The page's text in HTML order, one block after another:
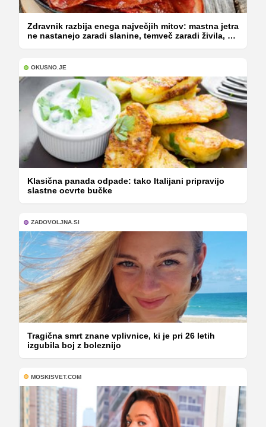
Zdravnik razbija enega največjih mitov: mastna jetra
ne nastanejo zaradi slanine, temveč zaradi živila, ki
OKUSNO.JE
Klasična panada odpade: tako Italijani pripravijo
slastne ocvrte bučke
ZADOVOLJNA.SI
Tragična smrt znane vplivnice, ki je pri 26 letih
izgubila boj z boleznijo
MOSKISVET.COM